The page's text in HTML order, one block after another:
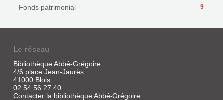
9
Fonds patrimonial
Le réseau
Bibliothèque Abbé-Grégoire
4/6 place Jean-Jaurès
41000 Blois
02 54 56 27 40
Contacter la bibliothèque Abbé-Grégoire